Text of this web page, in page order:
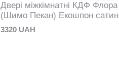
Двері міжкімнатні КДФ Флора
(Шимо Пекан) Екошпон сатин
3320 UAH